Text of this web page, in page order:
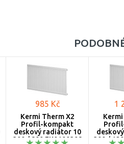
985 Kč
Kermi Therm X2
Profil-kompakt
deskový radiátor 10
300 / 800 FK0100308
1
300 /